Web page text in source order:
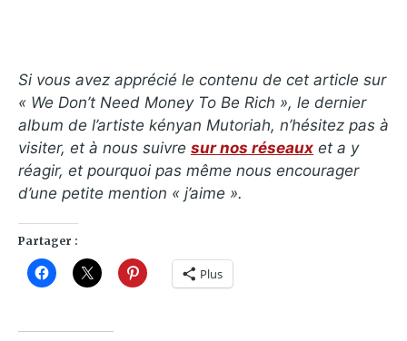
Si vous avez apprécié le contenu de cet article sur
« We Don’t Need Money To Be Rich », le dernier
album de l’artiste kényan Mutoriah, n’hésitez pas à
visiter, et à nous suivre sur nos réseaux et a y
réagir, et pourquoi pas même nous encourager
d’une petite mention « j’aime ».
Partager :
Plus